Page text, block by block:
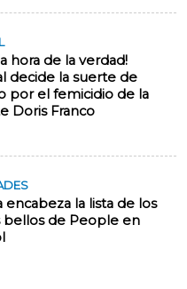
hora de la verdad!
decide la suerte de
por el femicidio de la
Doris Franco
encabeza la lista de los
bellos de People en